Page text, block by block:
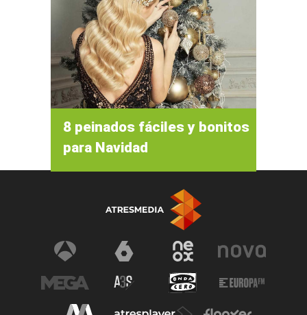
8 peinados fáciles y bonitos
para Navidad